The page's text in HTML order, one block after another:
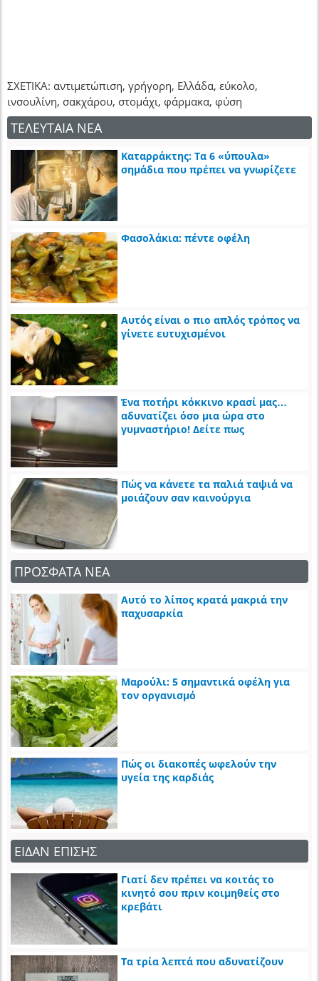
ΣΧΕΤΙΚΑ: αντιμετώπιση, γρήγορη, Ελλάδα, εύκολο,
ινσουλίνη, σακχάρου, στομάχι, φάρμακα, φύση
ΤΕΛΕΥΤΑΙΑ ΝΕΑ
Καταρράκτης: Τα 6 «ύπουλα»
σημάδια που πρέπει να γνωρίζετε
Φασολάκια: πέντε οφέλη
Αυτός είναι ο πιο απλός τρόπος να
γίνετε ευτυχισμένοι
Ένα ποτήρι κόκκινο κρασί μας…
αδυνατίζει όσο μια ώρα στο
γυμναστήριο! Δείτε πως
Πώς να κάνετε τα παλιά ταψιά να
μοιάζουν σαν καινούργια
ΠΡΟΣΦΑΤΑ ΝΕΑ
Αυτό το λίπος κρατά μακριά την
παχυσαρκία
Μαρούλι: 5 σημαντικά οφέλη για
τον οργανισμό
Πώς οι διακοπές ωφελούν την
υγεία της καρδιάς
ΕΙΔΑΝ ΕΠΙΣΗΣ
Γιατί δεν πρέπει να κοιτάς το
κινητό σου πριν κοιμηθείς στο
κρεβάτι
Τα τρία λεπτά που αδυνατίζουν